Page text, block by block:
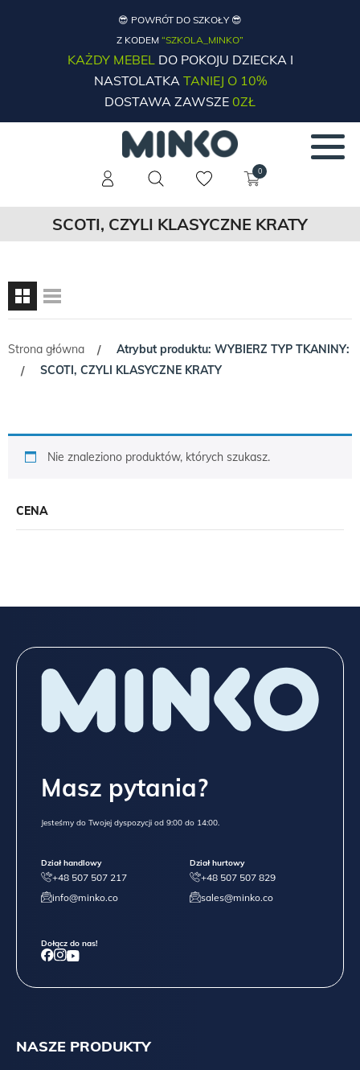
😎 POWRÓT DO SZKOŁY 😎
Z KODEM “SZKOLA_MINKO”
KAŻDY MEBELDO POKOJU DZIECKA I
NASTOLATKATANIEJ O 10%
DOSTAWA ZAWSZE 0ZŁ
0
SCOTI, CZYLI KLASYCZNE KRATY
CENA
Strona główna /
Atrybut produktu: WYBIERZ TYP TKANINY:
/
SCOTI, CZYLI KLASYCZNE KRATY
Nie znaleziono produktów, których szukasz.
NASZE PRODUKTY
Masz pytania?
Jesteśmy do Twojej dyspozycji od 9:00 do 14:00.
Dział handlowy
+48 507 507 217
info@minko.co
Dział hurtowy
+48 507 507 829
sales@minko.co
Dołącz do nas!